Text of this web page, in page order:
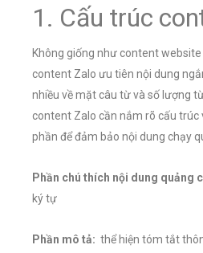
1. Cấu trúc
Không giống như content
content Zalo ưu tiên nội dung
nhiều về mặt câu từ và số lượng
content Zalo cần nắm rõ cấu trúc
phần để đảm bảo nội dung chạy
Phần chú thích nội dung quảng
ký tự
Phần mô tả: thể hiện tóm tắt